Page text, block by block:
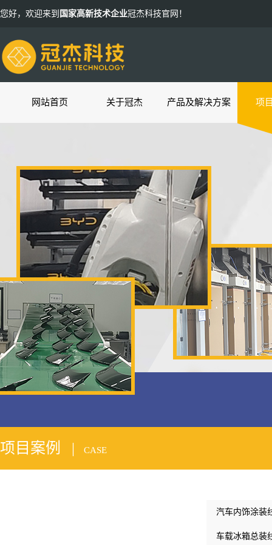
您好，欢迎来到 国家高新技术企业冠杰科技官网！
网站首页 关于冠杰 产品及解决方案 项
项目案例 | CASE
汽车内饰涂装
车载冰箱总装